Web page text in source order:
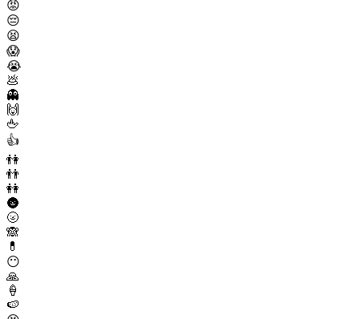
😡
😔
😫
😱
😭
💩
👻
🙌
🖕
👍
👫
👬
👭
🌚
🌝
🙈
💊
😶
🙏
🍦
🍉